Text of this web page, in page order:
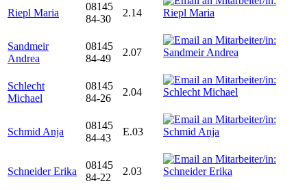
Riepl Maria
08145
84-30
2.14
Sandmeir
Andrea
08145
84-49
2.07
Schlecht
Michael
08145
84-26
2.04
Schmid Anja
08145
84-43
E.03
Schneider Erika
08145
84-22
2.03